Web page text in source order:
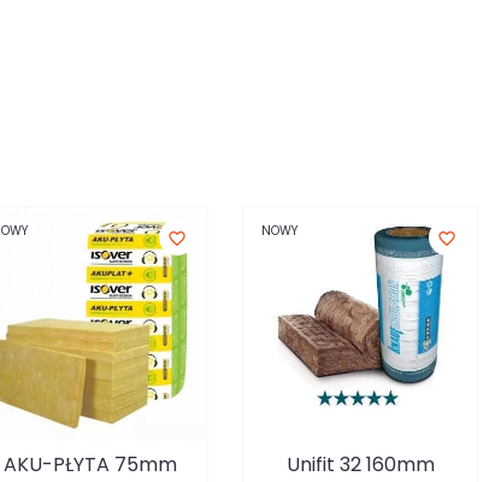
favorite_border
AKU-PŁYTA 75mm
NOWY favorite_border
Unifit 32 160mm